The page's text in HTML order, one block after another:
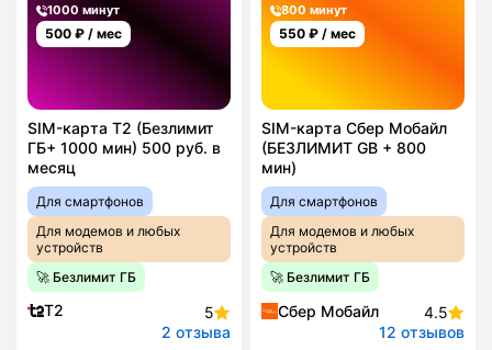
1000 минут
500 ₽ / мес
SIM-карта T2 (Безлимит
ГБ+ 1000 мин) 500 руб. в
месяц
Для смартфонов
Для модемов и любых
устройств
🚀 Безлимит ГБ
T2
5
2 отзыва
800 минут
550 ₽ / мес
SIM-карта Сбер Мобайл
(БЕЗЛИМИТ GB + 800
мин)
Для смартфонов
Для модемов и любых
устройств
🚀 Безлимит ГБ
Сбер Мобайл
4.5
12 отзывов